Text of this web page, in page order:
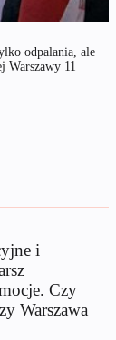
odpalania, ale
Warszawy 11
i
Czy
Warszawa